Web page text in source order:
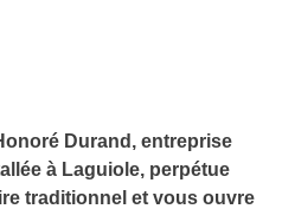
Durand, entreprise
à Laguiole, perpétue
traditionnel et vous ouvre